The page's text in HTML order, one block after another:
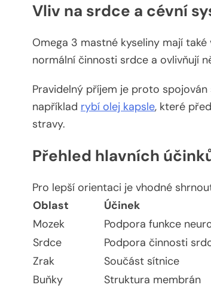
Vliv na srdce a cévní
Omega 3 mastné kyseliny mají
normální činnosti srdce a ovlivňují
Pravidelný příjem je proto
například rybí olej kapsle, které
stravy.
Přehled hlavních
Pro lepší orientaci je vhodné
Oblast
Účinek
Mozek
Podpora funkce
Srdce
Podpora činnosti
Zrak
Součást sítnice
Buňky
Struktura membrán